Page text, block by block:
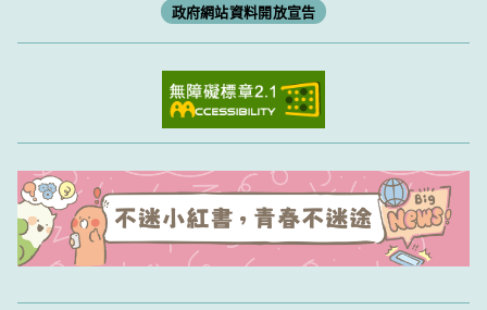
政府網站資料開放宣告